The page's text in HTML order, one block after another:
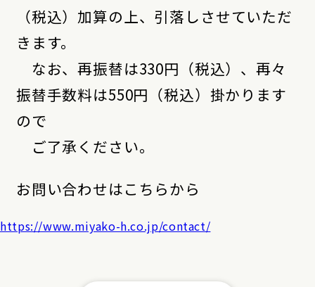
（税込）加算の上、引落しさせていただ
きます。
なお、再振替は330円（税込）、再々
振替手数料は550円（税込）掛かります
ので
ご了承ください。
お問い合わせはこちらから
https://www.miyako-h.co.jp/contact/